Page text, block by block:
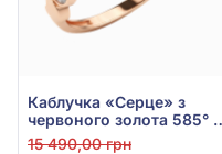
Каблучка «Серце» з
червоного золота 585° з
фіанітом, арт. 140786
15 490,00 грн